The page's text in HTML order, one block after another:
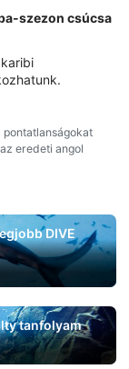
szezon csúcsa
eredeti angol
DIVE
tanfolyam